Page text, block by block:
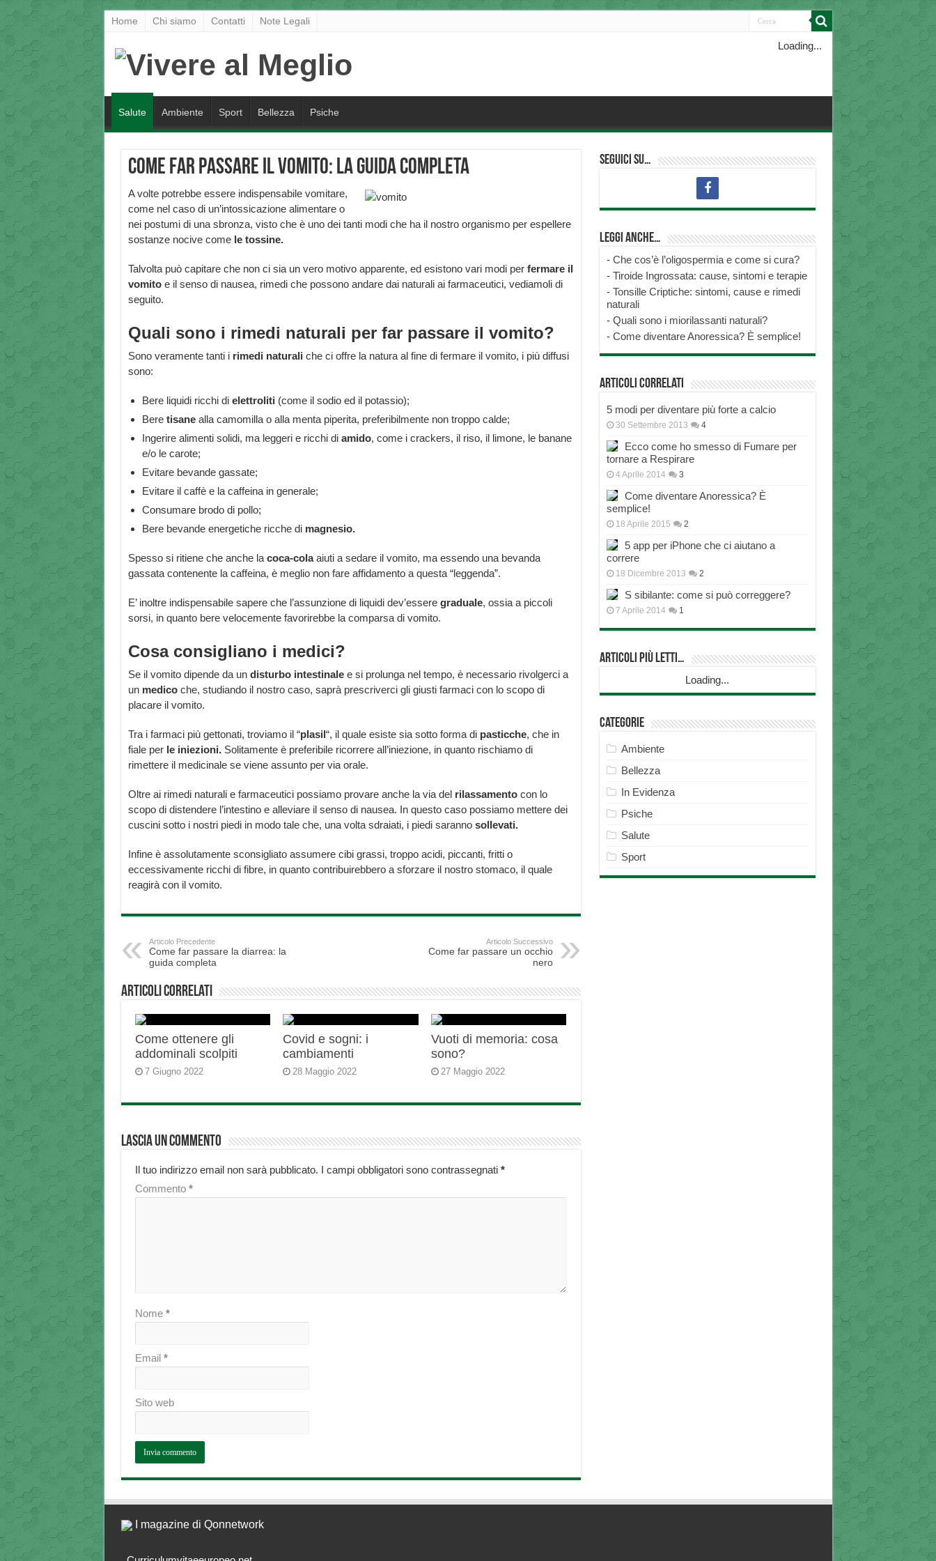
Home Chi siamo Contatti Note Legali
Loading...
Salute Ambiente Sport Bellezza Psiche
Come far passare il vomito: la guida completa
A volte potrebbe essere indispensabile vomitare,
come nel caso di un’intossicazione alimentare o
nei postumi di una sbronza, visto che è uno dei tanti modi che ha il nostro organismo per espellere
sostanze nocive come le tossine.
Talvolta può capitare che non ci sia un vero motivo apparente, ed esistono vari modi per fermare il
vomitoe il senso di nausea, rimedi che possono andare dai naturali ai farmaceutici, vediamoli di
seguito.
Quali sono i rimedi naturali per far passare il vomito?
Sono veramente tanti irimedi naturali che ci offre la natura al fine di fermare il vomito, i più diffusi
sono:
Bere liquidi ricchi di elettroliti (come il sodio ed il potassio);
Beretisanealla camomilla o alla menta piperita, preferibilmente non troppo calde;
Ingerire alimenti solidi, ma leggeri e ricchi di amido, come i crackers, il riso, il limone, le banane
e/o le carote;
Evitare bevande gassate;
Evitare il caffè e la caffeina in generale;
Consumare brodo di pollo;
Bere bevande energetiche ricche di magnesio.
Spesso si ritiene che anche lacoca-colaaiuti a sedare il vomito, ma essendo una bevanda
gassata contenente la caffeina, è meglio non fare affidamento a questa “leggenda”.
E’ inoltre indispensabile sapere che l’assunzione di liquidi dev’essere graduale, ossia a piccoli
sorsi, in quanto bere velocemente favorirebbe la comparsa di vomito.
Cosa consigliano i medici?
Se il vomito dipende da un disturbo intestinalee si prolunga nel tempo, è necessario rivolgerci a
un medicoche, studiando il nostro caso, saprà prescriverci gli giusti farmaci con lo scopo di
placare il vomito.
Tra i farmaci più gettonati, troviamo il “plasil“, il quale esiste sia sotto forma di pasticche, che in
fiale per le iniezioni.Solitamente è preferibile ricorrere all’iniezione, in quanto rischiamo di
rimettere il medicinale se viene assunto per via orale.
Oltre ai rimedi naturali e farmaceutici possiamo provare anche la via del rilassamentocon lo
scopo di distendere l’intestino e alleviare il senso di nausea. In questo caso possiamo mettere dei
cuscini sotto i nostri piedi in modo tale che, una volta sdraiati, i piedi saranno sollevati.
Infine è assolutamente sconsigliato assumere cibi grassi, troppo acidi, piccanti, fritti o
eccessivamente ricchi di fibre, in quanto contribuirebbero a sforzare il nostro stomaco, il quale
reagirà con il vomito.
Articolo Precedente
Come far passare la diarrea: la
guida completa
Articolo Successivo
Come far passare un occhio
nero
Articoli correlati
Come ottenere gli
addominali scolpiti
7 Giugno 2022
Covid e sogni: i
cambiamenti
28 Maggio 2022
Vuoti di memoria: cosa
sono?
27 Maggio 2022
Lascia un commento
Il tuo indirizzo email non sarà pubblicato. I campi obbligatori sono contrassegnati *
Commento *
Nome *
Email *
Sito web
Seguici su…
Leggi anche…
- Che cos’è l’oligospermia e come si cura?
- Tiroide Ingrossata: cause, sintomi e terapie
- Tonsille Criptiche: sintomi, cause e rimedi
naturali
- Quali sono i miorilassanti naturali?
- Come diventare Anoressica? È semplice!
Articoli correlati
5 modi per diventare più forte a calcio
30 Settembre 2013 4
Ecco come ho smesso di Fumare per
tornare a Respirare
4 Aprile 2014 3
Come diventare Anoressica? È
semplice!
18 Aprile 2015 2
5 app per iPhone che ci aiutano a
correre
18 Dicembre 2013 2
S sibilante: come si può correggere?
7 Aprile 2014 1
Articoli più Letti…
Loading...
Categorie
Ambiente
Bellezza
In Evidenza
Psiche
Salute
Sport
I magazine di Qonnetwork